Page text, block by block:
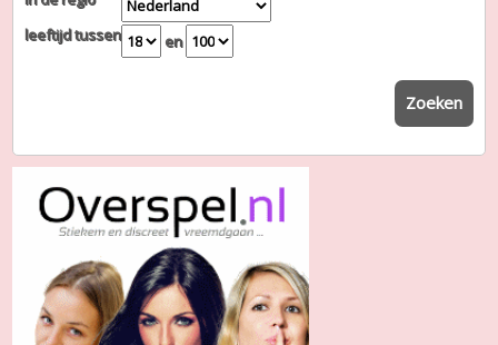
leeftijd tussen
en
Zoeken